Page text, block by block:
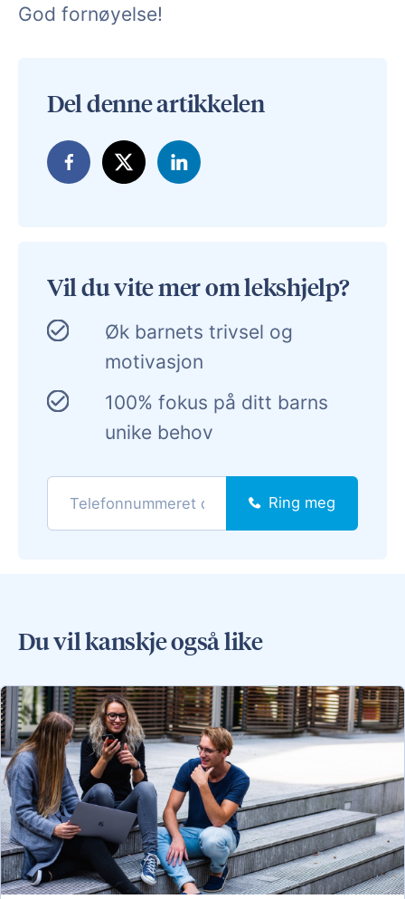
God fornøyelse!
Del denne artikkelen
Vil du vite mer om lekshjelp?
Øk barnets trivsel og
motivasjon
100% fokus på ditt barns
unike behov
Ring meg
Du vil kanskje også like